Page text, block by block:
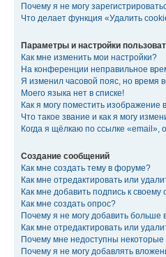
Почему я не могу
Что делает функция «Удалить
Параметры и настройки
Как мне изменить мои настройки?
На конференции неправильное
Я изменил часовой пояс, но время
Моего языка нет в списке!
Как я могу поместить изображение
Что такое звание и как я могу
Когда я щёлкаю по ссылке
Создание сообщений
Как мне создать тему в форуме?
Как мне отредактировать или
Как мне добавить подпись к
Как мне создать опрос?
Почему я не могу добавить больше
Как мне отредактировать или
Почему мне недоступны
Почему я не могу добавлять